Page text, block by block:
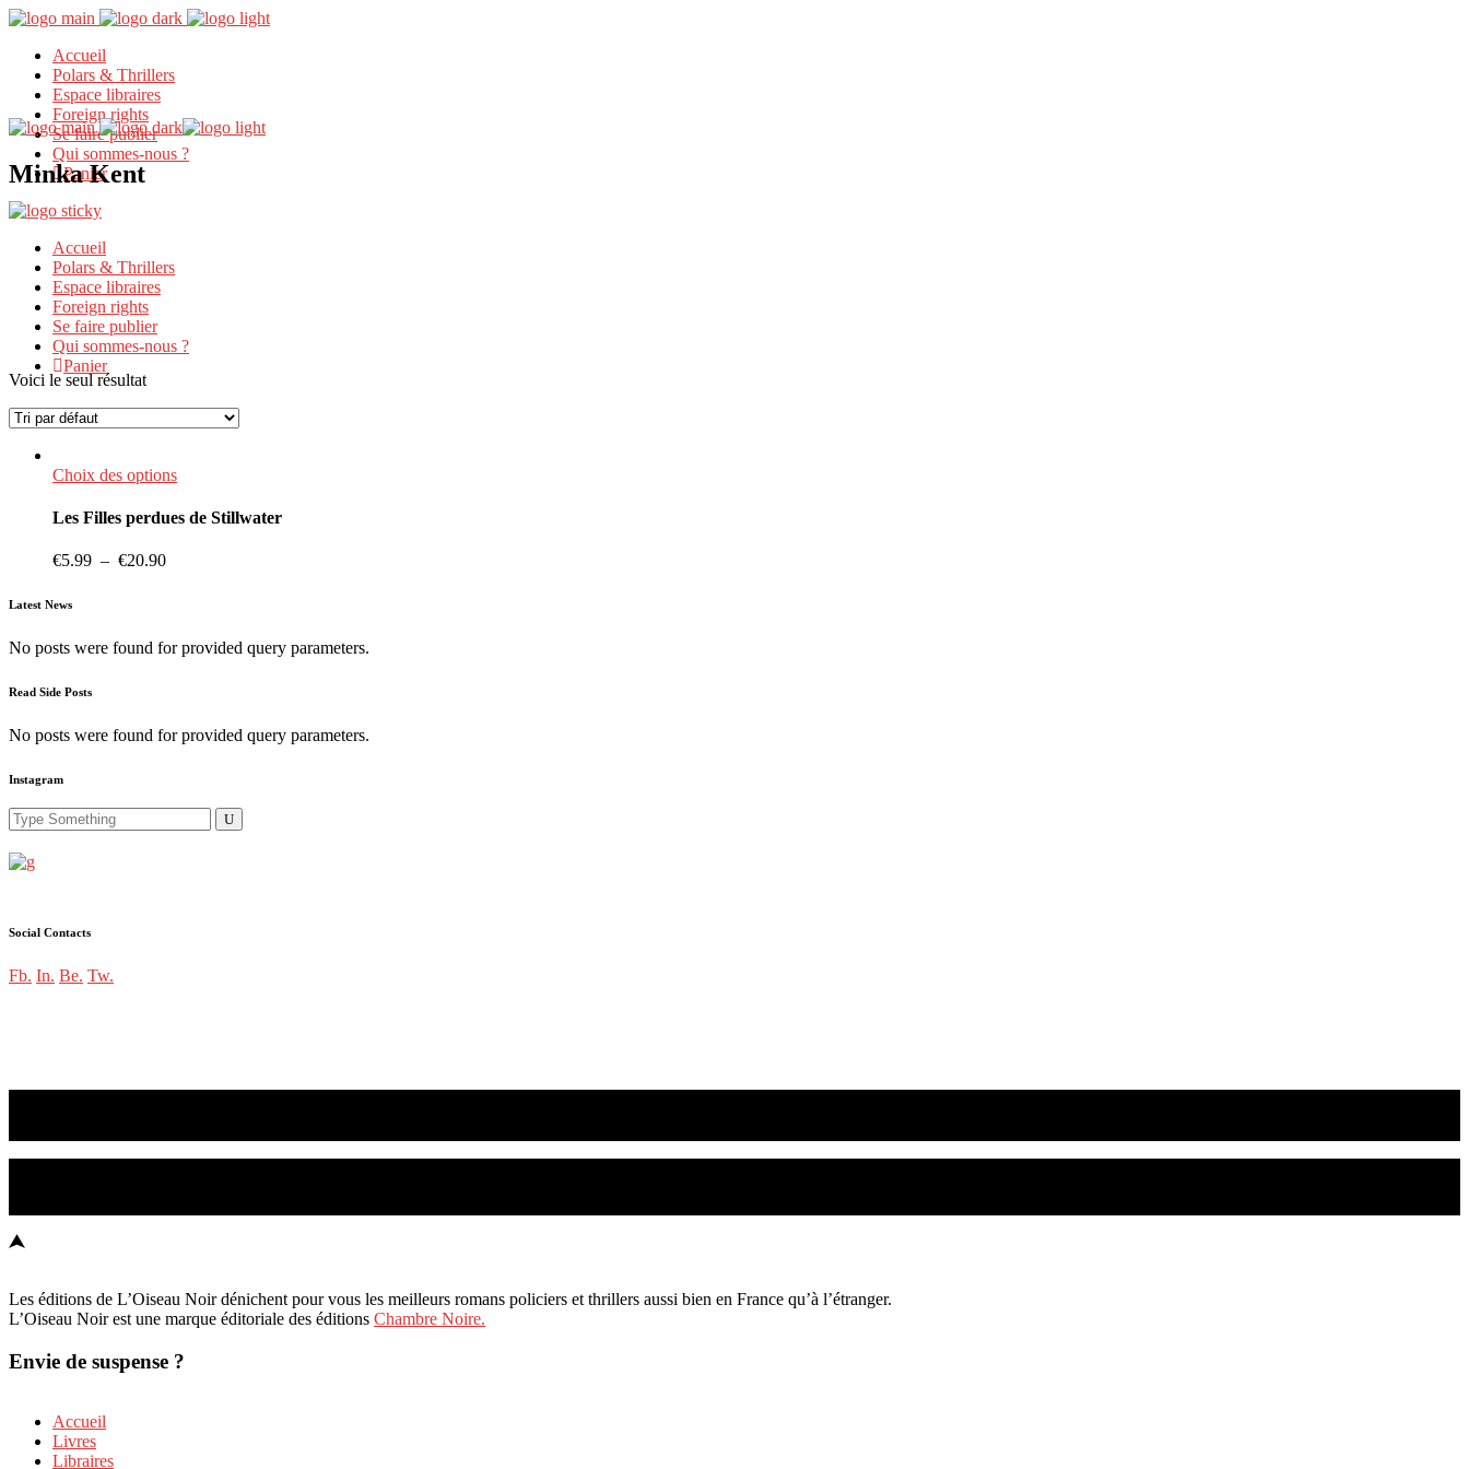
Accueil
Polars & Thrillers
Espace libraires
Foreign rights
Se faire publier
Qui sommes-nous ?
Panier
Accueil
Polars & Thrillers
Espace libraires
Foreign rights
Se faire publier
Qui sommes-nous ?
Panier
Minka Kent
Voici le seul résultat
Choix des optionsCe
a
choisies
du
produit
Les Filles perdues de Stillwater
€5.99 – €20.90Plage
€20.90
Latest News
No posts were found for provided query parameters.
Read Side Posts
No posts were found for provided query parameters.
Instagram
Search
for:
Social Contacts
Fb. In. Be. Tw.
Les éditions de L’Oiseau Noir dénichent pour vous les meilleurs romans policiers et thrillers aussi bien en France qu’à l’étranger.
L’Oiseau Noir est une marque éditoriale des éditions Chambre Noire.
Envie de suspense ?
Accueil
Livres
Libraires